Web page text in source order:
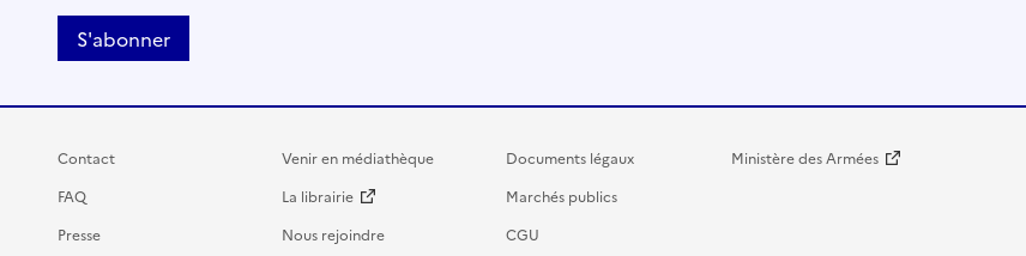
S'abonner
Contact
FAQ
Presse
Venir en médiathèque
La librairie
Nous rejoindre
Documents légaux
Marchés publics
CGU
Ministère des Armées